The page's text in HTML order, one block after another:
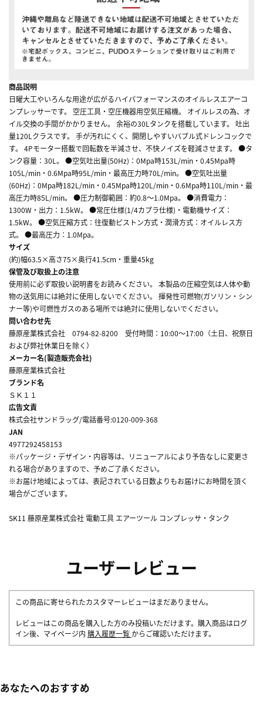
商品説明
日曜大工やいろんな用途が広がるハイパフォーマンスのオイルレスエアーコ
ンプレッサーです。 空圧工具・空圧機器用空気圧縮機。 オイルレスの為、オ
イル交換の手間がかかりません。 余裕の30Lタンクを搭載しています。 吐出
量120Lクラスです。 手が汚れにくく、開閉しやすいバブル式ドレンコックで
す。 4Pモーター搭載で回転数を半減させ、不快ノイズを軽減させます。 ●タ
ンク容量：30L。 ●空気吐出量(50Hz)：0Mpa時153L/min・0.45Mpa時
105L/min・0.6Mpa時95L/min・最高圧力時70L/min。 ●空気吐出量
(60Hz)：0Mpa時182L/min・0.45Mpa時120L/min・0.6Mpa時110L/min・最
高圧力時85L/min。 ●圧力制御範囲：約0.8～1.0Mpa。 ●消費電力：
1300W・出力：1.5kW。 ●常圧仕様(1/4カプラ仕様)・電動機サイズ：
1.5kW。 ●空気圧縮方式：往復動ピストン方式・潤滑方式：オイルレス方
式。 ●最高圧力：1.0Mpa。
サイズ
(約)幅63.5×高さ75×奥行41.5cm・重量45kg
保管及び取扱上の注意
使用前に必ず取扱い説明書をお読みください。 本製品の圧縮空気は人体や動
物の送気用には絶対に使用しないでください。 揮発性可燃物(ガソリン・シン
ナー等)や可燃性ガスのある場所では絶対に使用しないでください。
問い合わせ先
藤原産業株式会社 0794-82-8200 受付時間：10:00～17:00（土日、祝祭日
および弊社休業日を除く）
メーカー名(製造販売会社)
藤原産業株式会社
ブランド名
ＳＫ１１
広告文責
株式会社サンドラッグ/電話番号:0120-009-368
JAN
4977292458153
※パッケージ・デザイン・内容等は、リニューアルにより予告なしに変更さ
れる場合がありますので、予めご了承ください。
※お届け地域によっては、表記されている日数よりもお届けにお時間を頂く
場合がございます。
SK11 藤原産業株式会社 電動工具 エアーツール コンプレッサ・タンク
ユーザーレビュー
この商品に寄せられたカスタマーレビューはまだありません。
レビューはこの商品を購入した方のみ投稿いただけます。購入商品はログ
イン後、マイページ内 購入履歴一覧 からご確認いただけます。
あなたへのおすすめ